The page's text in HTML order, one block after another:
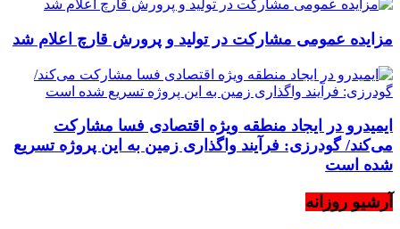
مزایده عمومی مشارکت در تولید و پرورش قارچ اعلام شد
ایمیدرو در ایجاد منطقه ویژه اقتصادی فسا مشارکت
می‌کند/ گودرزی: فرآیند واگذاری زمین به این پروژه تسریع
شده است
آرشیو روزانه